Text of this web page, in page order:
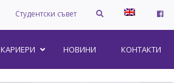
Студентски съвет
КОНТАКТИ
НОВИНИ
КАРИЕРИ